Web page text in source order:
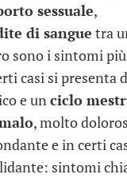
sessuale,
di sangue tra
sono i sintomi
casi si presenta
e unciclo
, molto
e in certi
sintomi